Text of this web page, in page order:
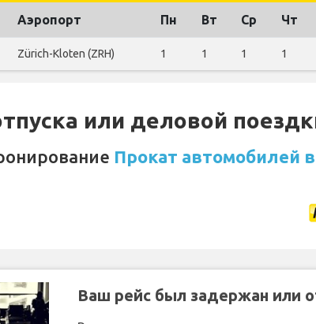
Аэропорт Пн Вт Ср Чт
Zürich-Kloten (ZRH) 1 1 1 1
или деловой
Прокат автомобилей
Ваш рейс был задержан или